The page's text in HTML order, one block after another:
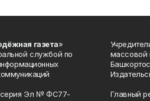
газета»
службой по
серия Эл № ФС77-
массовой
Главный